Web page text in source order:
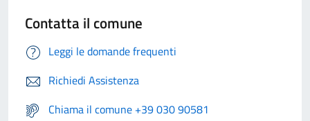
Contatta il comune
Leggi le domande frequenti
Richiedi Assistenza
Chiama il comune +39 030 90581